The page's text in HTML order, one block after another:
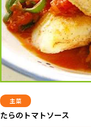
主菜
たらのトマトソース